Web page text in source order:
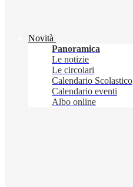
Novità
Panoramica
Le notizie
Le circolari
Calendario Scolastico
Calendario eventi
Albo online